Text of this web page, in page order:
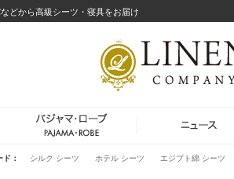
どから高級シーツ・寝具をお届け
ド： シルク シーツ ホテル シーツ エジプト綿 シーツ